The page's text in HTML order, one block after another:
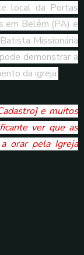
local da Portas
em Belém (PA) e
Missionária
demonstrar a
da igreja:
e muitos
ver que as
orar pela Igreja